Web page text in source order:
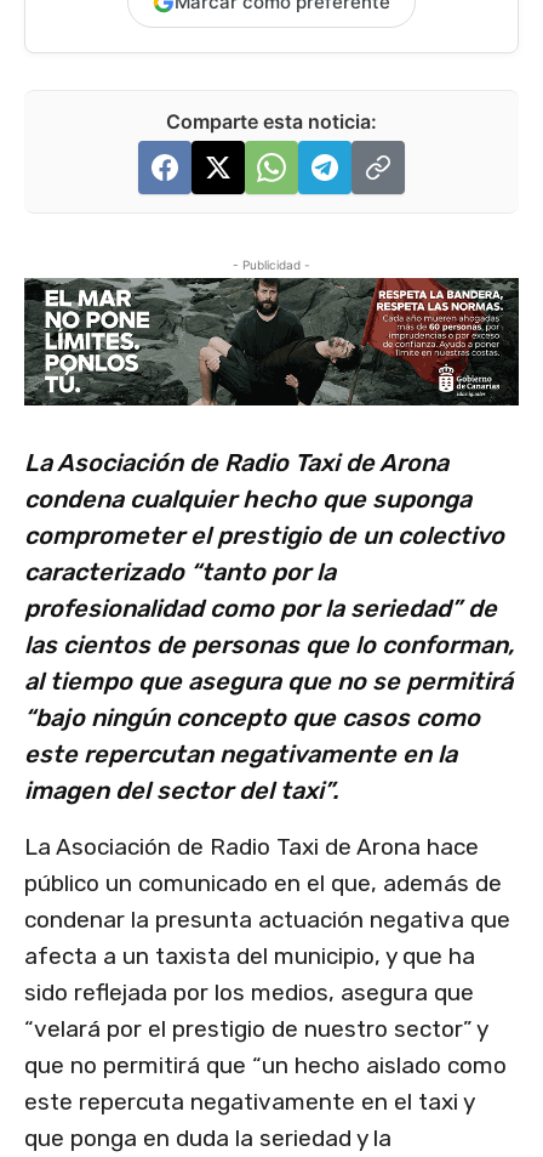
Comparte esta noticia:
- Publicidad -
La Asociación de Radio Taxi de Arona
condena cualquier hecho que suponga
comprometer el prestigio de un colectivo
caracterizado “tanto por la
profesionalidad como por la seriedad” de
las cientos de personas que lo conforman,
al tiempo que asegura que no se permitirá
“bajo ningún concepto que casos como
este repercutan negativamente en la
imagen del sector del taxi”.
La Asociación de Radio Taxi de Arona hace
público un comunicado en el que, además de
condenar la presunta actuación negativa que
afecta a un taxista del municipio, y que ha
sido reflejada por los medios, asegura que
“velará por el prestigio de nuestro sector” y
que no permitirá que “un hecho aislado como
este repercuta negativamente en el taxi y
que ponga en duda la seriedad y la